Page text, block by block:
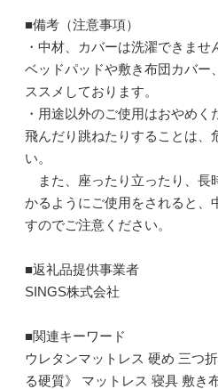
■備考（注意事項）
・中材、カバーは洗濯できませ
ベッドパッドや敷き布団カバー
ススメしております。
・用途以外のご使用はおやめ
飛んだり跳ねたりすることは、
い。
また、座ったり立ったり、長
かるようにご使用をされると、
すのでご注意ください。
■返礼品提供事業者
SINGS株式会社
■関連キーワード
ウレタンマットレス 硬め 三つ
る硬質》 マットレス 寝具 敷き